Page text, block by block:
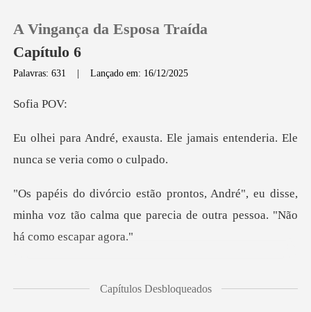
Loja
A Vingança da Esposa Traída
Capítulo 6
Palavras: 631 |Lançado em: 16/12/2025
ia
Ele jamais entenderia. Ele
n
, eu disse,
minha voz tão calma que parecia
e caindo para trás cCapítulos Desbloqueados